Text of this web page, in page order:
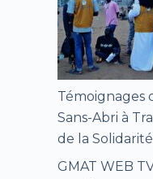
Témoignages
Sans-Abri à
de la
GMAT WEB